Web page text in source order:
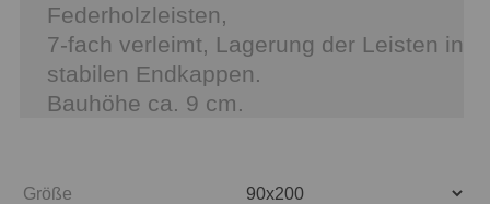
Federholzleisten,
7-fach verleimt, Lagerung der Leisten in
stabilen Endkappen.
Bauhöhe ca. 9 cm.
Größe